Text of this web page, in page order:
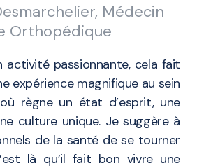
Médecin
Orthopédique
activité passionnante, cela fait
expérience magnifique au sein
règne un état d’esprit, une
culture unique. Je suggère à
de la santé de se tourner
là qu’il fait bon vivre une